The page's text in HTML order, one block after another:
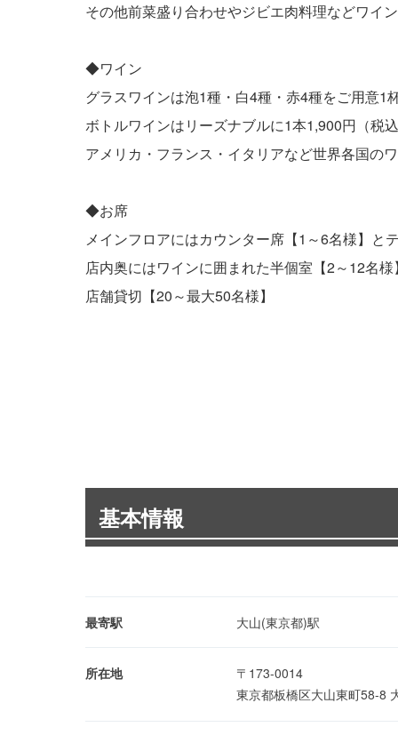
その他前菜盛り合わせやジビエ肉料理などワイ
◆ワイン
グラスワインは泡1種・白4種・赤4種をご用意1
ボトルワインはリーズナブルに1本1,900円（税
アメリカ・フランス・イタリアなど世界各国の
◆お席
メインフロアにはカウンター席【1～6名様】と
店内奥にはワインに囲まれた半個室【2～12名様
店舗貸切【20～最大50名様】
基本情報
最寄駅 大山(東京都)駅
所在地
〒173-0014
東京都板橋区大山東町58-